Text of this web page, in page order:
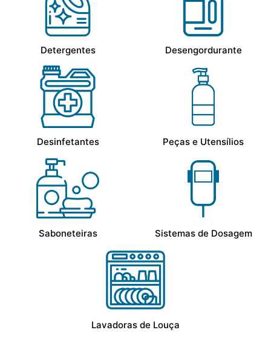
Detergentes Desengordurante
Desinfetantes Peças e Utensílios
Saboneteiras Sistemas de Dosagem
Lavadoras de Louça